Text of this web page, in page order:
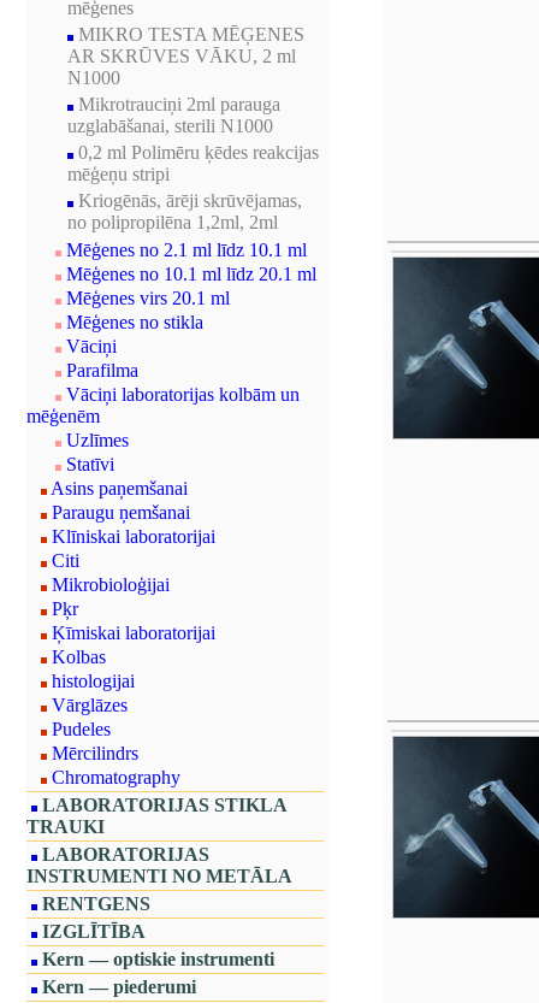
mēģenes
MIKRO TESTA MĒĢENES
AR SKRŪVES VĀKU, 2 ml
N1000
Mikrotrauciņi 2ml parauga
uzglabāšanai, sterili N1000
0,2 ml Polimēru ķēdes reakcijas
mēģeņu stripi
Kriogēnās, ārēji skrūvējamas,
no polipropilēna 1,2ml, 2ml
Mēģenes no 2.1 ml līdz 10.1 ml
Mēģenes no 10.1 ml līdz 20.1 ml
Mēģenes virs 20.1 ml
Mēģenes no stikla
Vāciņi
Parafilma
Vāciņi laboratorijas kolbām un
mēģenēm
Uzlīmes
Statīvi
Asins paņemšanai
Paraugu ņemšanai
Klīniskai laboratorijai
Citi
Mikrobioloģijai
Pķr
Ķīmiskai laboratorijai
Kolbas
histologijai
Vārglāzes
Pudeles
Mērcilindrs
Chromatography
LABORATORIJAS STIKLA
TRAUKI
LABORATORIJAS
INSTRUMENTI NO METĀLA
RENTGENS
IZGLĪTĪBA
Kern — optiskie instrumenti
Kern — piederumi